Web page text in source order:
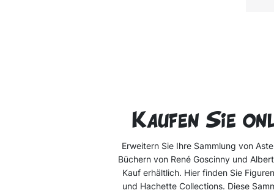
Kaufen Sie
Erweitern Sie Ihre Sammlung von
Büchern von René Goscinny und
Kauf erhältlich. Hier finden Sie
und Hachette Collections. Diese